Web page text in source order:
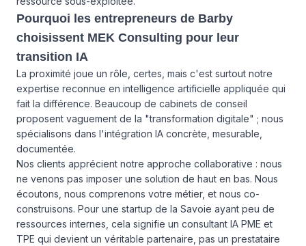
Pourquoi les entrepreneurs de Barby
choisissent MEK Consulting pour leur
transition IA
La proximité joue un rôle, certes, mais c'est surtout notre
expertise reconnue en intelligence artificielle appliquée qui
fait la différence. Beaucoup de cabinets de conseil
proposent vaguement de la "transformation digitale" ; nous
spécialisons dans l'intégration IA concrète, mesurable,
documentée.
Nos clients apprécient notre approche collaborative : nous
ne venons pas imposer une solution de haut en bas. Nous
écoutons, nous comprenons votre métier, et nous co-
construisons. Pour une startup de la Savoie ayant peu de
ressources internes, cela signifie un consultant IA PME et
TPE qui devient un véritable partenaire, pas un prestataire